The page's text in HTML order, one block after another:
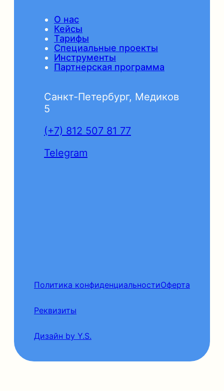
О нас
Кейсы
Тарифы
Специальные проекты
Инструменты
Партнерская программа
Санкт-Петербург, Медиков
5
(+7) 812 507 81 77
Telegram
Политика конфиденциальностиОферта
Реквизиты
Дизайн by Y.S.